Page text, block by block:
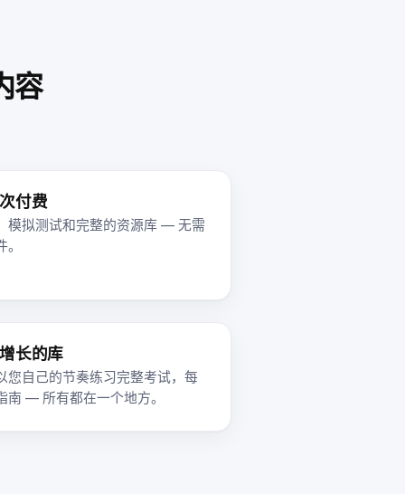
容
付费
模拟测试和完整的资源库 — 无需
长的库
您自己的节奏练习完整考试，每
南 — 所有都在一个地方。